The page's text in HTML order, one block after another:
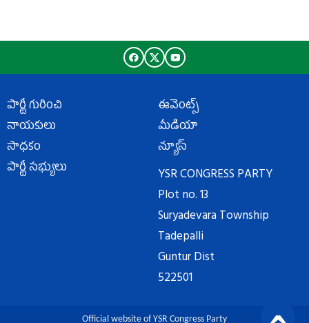
పార్టీ గురించి
నాయకులు
సాధకం
పార్టీ సభ్యులు
ఈవెంట్స్
మీడియా
న్యూస్
YSR CONGRESS PARTY
Plot no. 13
Suryadevara Township
Tadepalli
Guntur Dist
522501
Official website of YSR Congress Party